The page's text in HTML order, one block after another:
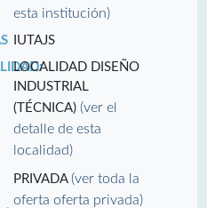
esta institución)
IUTAJS
LOCALIDAD DISEÑO
INDUSTRIAL
(TÉCNICA)(ver el
detalle de esta
localidad)
PRIVADA(ver toda la
oferta oferta privada)